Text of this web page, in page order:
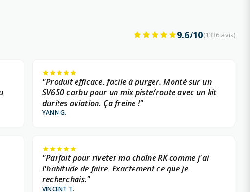
9.6/10(1336 avis)
"Produit efficace, facile à purger. Monté sur un
SV650 carbu pour un mix piste/route avec un kit
durites aviation. Ça freine !"
YANN G.
"Parfait pour riveter ma chaîne RK comme j'ai
l'habitude de faire. Exactement ce que je
recherchais."
VINCENT T.